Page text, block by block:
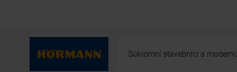
Súkromní stavebníci a